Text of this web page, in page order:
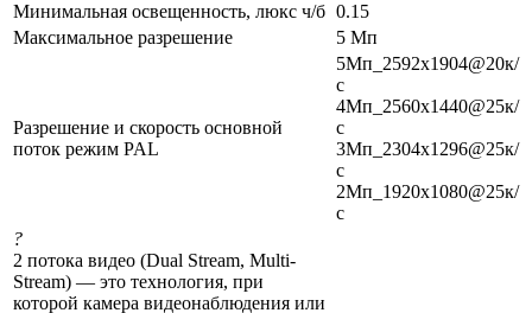
Минимальная освещенность, люкс ч/б 0.15
Максимальное разрешение
5 Мп
Разрешение и скорость основной
поток режим PAL
5Мп_2592x1904@20к/
с
4Мп_2560x1440@25к/
с
3Мп_2304x1296@25к/
с
2Мп_1920x1080@25к/
с
?
2 потока видео (Dual Stream, Multi-
Stream) — это технология, при
которой камера видеонаблюдения или